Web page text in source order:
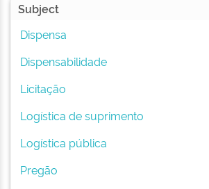
Subject
Dispensa
Dispensabilidade
Licitação
Logística de suprimento
Logística pública
Pregão